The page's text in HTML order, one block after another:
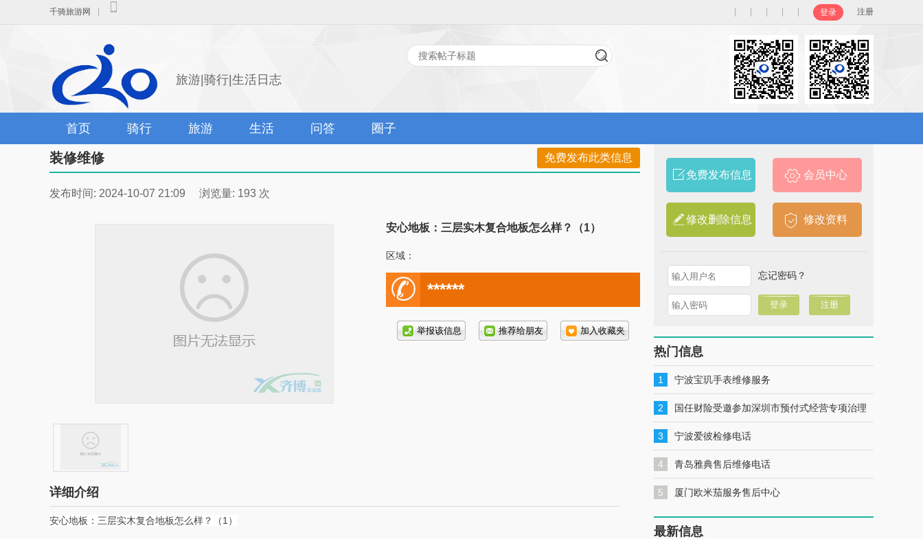
千骑旅游网 登录 注册
旅游|骑行|生活日志
首页 骑行 旅游 生活 问答 圈子
装修维修 免费发布此类信息
发布时间: 2024-10-07 21:09 浏览量: 193 次
安心地板：三层实木复合地板怎么样？（1）
区域：
电
话号
******
详细介绍
安心地板：三层实木复合地板怎么样？（1）
免费发布信息 会员中心
修改删除信息 修改资料
忘记密码？
热门信息
1 宁波宝玑手表维修服务
2 国任财险受邀参加深圳市预付式经营专项治理
工作推进会暨预付式经营领域保险签约仪式
3 宁波爱彼检修电话
4 青岛雅典售后维修电话
5 厦门欧米茄服务售后中心
最新信息